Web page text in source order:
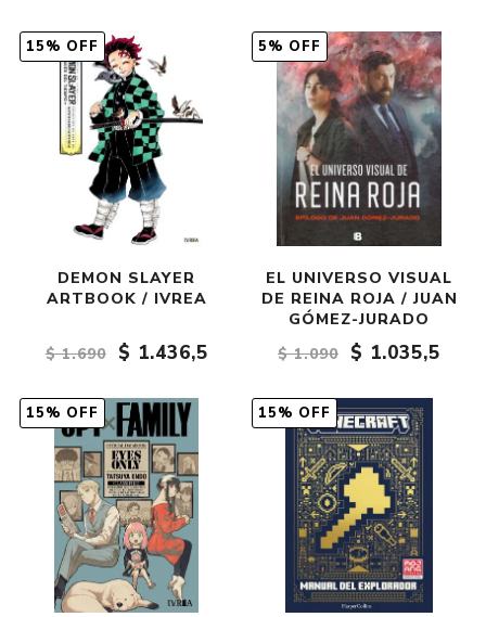
15% OFF
DEMON SLAYER
ARTBOOK / IVREA
$ 1.690 $ 1.436,5
5% OFF
EL UNIVERSO VISUAL
DE REINA ROJA / JUAN
GÓMEZ-JURADO
$ 1.090
$ 1.035,5
15% OFF 15% OFF